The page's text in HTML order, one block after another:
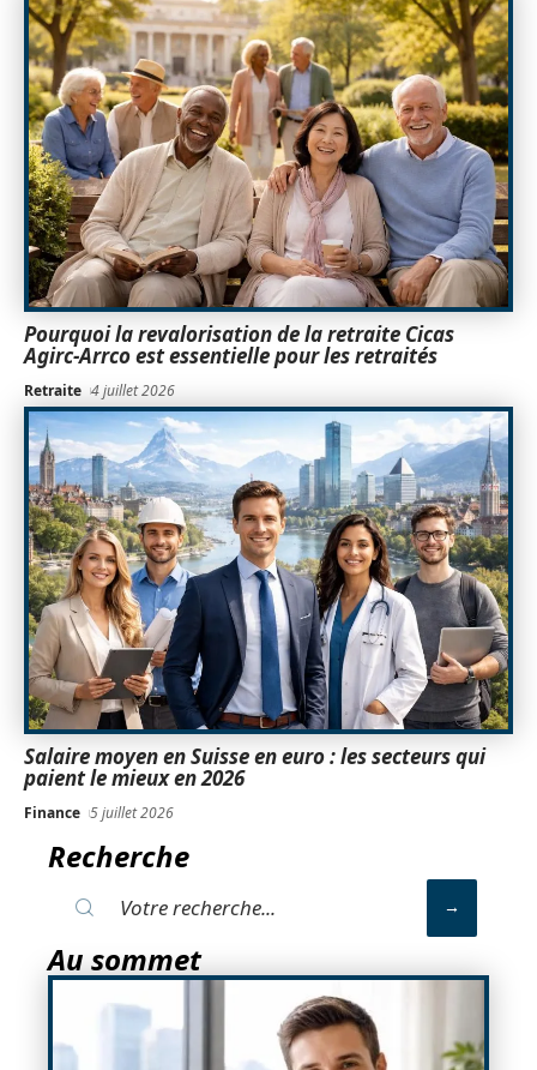
Pourquoi la revalorisation de la retraite Cicas
Agirc-Arrco est essentielle pour les retraités
Retraite 4 juillet 2026
Salaire moyen en Suisse en euro : les secteurs qui
paient le mieux en 2026
Finance 5 juillet 2026
Recherche
Au sommet